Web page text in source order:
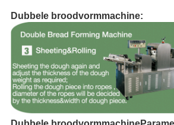
Dubbele broodvormmachine: